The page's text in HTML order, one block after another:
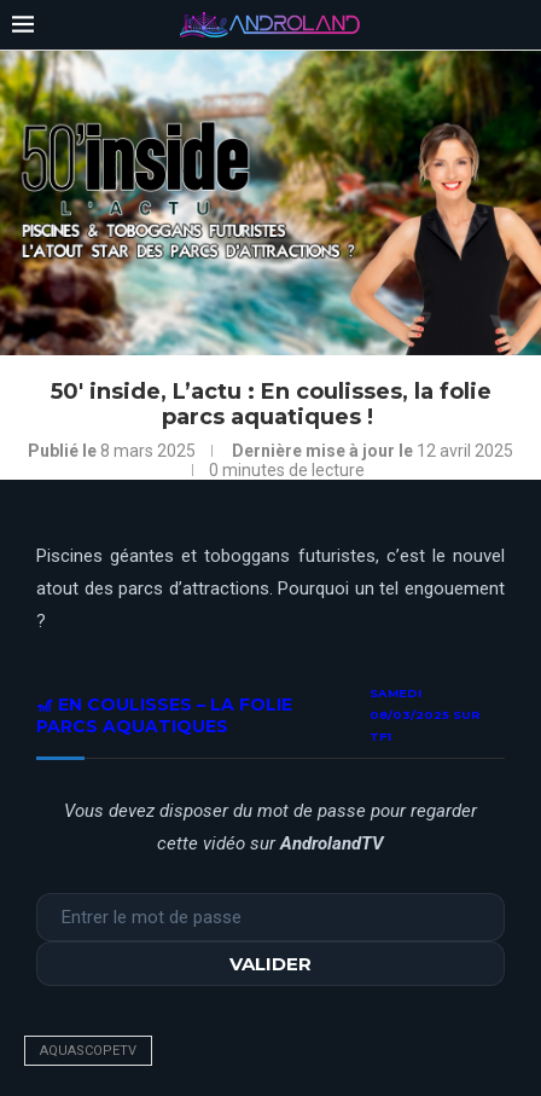
50′ inside, L’actu : En coulisses, la folie
parcs aquatiques ! ⁣
Publié le 8 mars 2025 Dernière mise à jour le 12 avril 2025
0 minutes de lecture
Piscines géantes et toboggans futuristes, c’est le nouvel
atout des parcs d’attractions. Pourquoi un tel engouement
?
🎢 EN COULISSES – LA FOLIE
PARCS AQUATIQUES ⁣
SAMEDI
08/03/2025 SUR
TF1
Vous devez disposer du mot de passe pour regarder
cette vidéo surAndrolandTV
AQUASCOPETV